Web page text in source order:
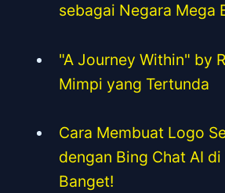
sebagai Negara Mega
"A Journey Within" by
Mimpi yang Tertunda
Cara Membuat Logo
dengan Bing Chat AI di
Banget!